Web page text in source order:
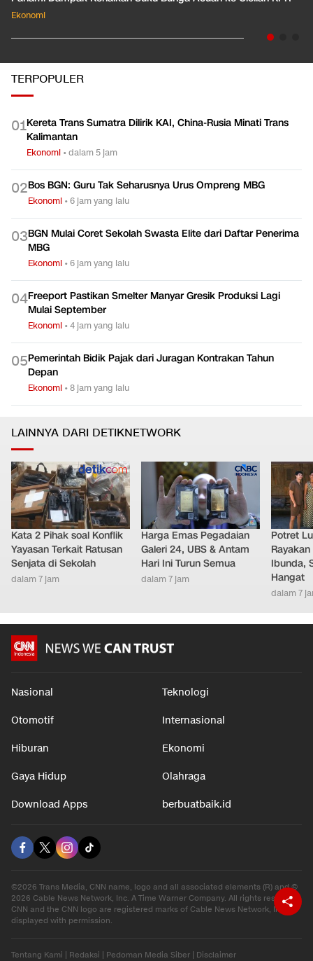
Ekonomi
TERPOPULER
01Kereta Trans Sumatra Dilirik KAI, China-Rusia Minati Trans
Kalimantan
Ekonomi •dalam 5 jam
02Bos BGN: Guru Tak Seharusnya Urus Ompreng MBG
Ekonomi •6 jam yang lalu
03BGN Mulai Coret Sekolah Swasta Elite dari Daftar Penerima
MBG
Ekonomi •6 jam yang lalu
04Freeport Pastikan Smelter Manyar Gresik Produksi Lagi
Mulai September
Ekonomi •4 jam yang lalu
05Pemerintah Bidik Pajak dari Juragan Kontrakan Tahun
Depan
Ekonomi •8 jam yang lalu
LAINNYA DARI DETIKNETWORK
Kata 2 Pihak soal Konflik
Yayasan Terkait Ratusan
Senjata di Sekolah
dalam 7 jam
Harga Emas Pegadaian
Galeri 24, UBS & Antam
Hari Ini Turun Semua
dalam 7 jam
Potret
Ibunda,
Hangat
dalam 7
Nasional Teknologi
Otomotif Internasional
Hiburan Ekonomi
Gaya Hidup Olahraga
Download Apps berbuatbaik.id
©2026 Trans Media, CNN name, logo and all associated elements (R) and ©
2026 Cable News Network, Inc. A Time Warner Company. All rights reserved.
CNN and the CNN logo are registered marks of Cable News Network, Inc.,
displayed with permission.
Tentang Kami Redaksi Pedoman Media Siber Disclaimer